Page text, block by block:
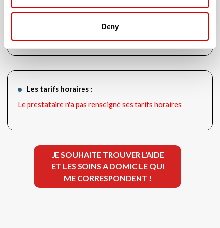
Deny
L'établissement n'a pas encore renseigné les
informations ou ne propose pas ces services
Les tarifs horaires :
Le prestataire n'a pas renseigné ses tarifs horaires
JE SOUHAITE TROUVER L'AIDE
ET LES SOINS À DOMICILE QUI
ME CORRESPONDENT !